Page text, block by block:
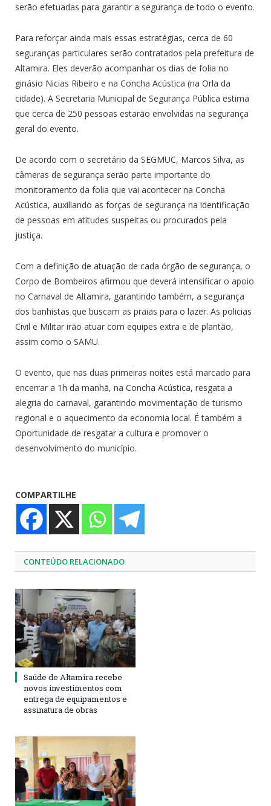
serão efetuadas para garantir a segurança de todo o evento.
Para reforçar ainda mais essas estratégias, cerca de 60
seguranças particulares serão contratados pela prefeitura de
Altamira. Eles deverão acompanhar os dias de folia no
ginásio Nicias Ribeiro e na Concha Acústica (na Orla da
cidade). A Secretaria Municipal de Segurança Pública estima
que cerca de 250 pessoas estarão envolvidas na segurança
geral do evento.
De acordo com o secretário da SEGMUC, Marcos Silva, as
câmeras de segurança serão parte importante do
monitoramento da folia que vai acontecer na Concha
Acústica, auxiliando as forças de segurança na identificação
de pessoas em atitudes suspeitas ou procurados pela
justiça.
Com a definição de atuação de cada órgão de segurança, o
Corpo de Bombeiros afirmou que deverá intensificar o apoio
no Carnaval de Altamira, garantindo também, a segurança
dos banhistas que buscam as praias para o lazer. As policias
Civil e Militar irão atuar com equipes extra e de plantão,
assim como o SAMU.
O evento, que nas duas primeiras noites está marcado para
encerrar a 1h da manhã, na Concha Acústica, resgata a
alegria do carnaval, garantindo movimentação de turismo
regional e o aquecimento da economia local. É também a
Oportunidade de resgatar a cultura e promover o
desenvolvimento do município.
COMPARTILHE
CONTEÚDO RELACIONADO
Saúde de Altamira recebe
novos investimentos com
entrega de equipamentos e
assinatura de obras